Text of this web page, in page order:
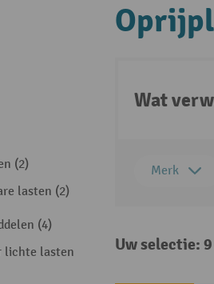
(2)
lasten (2)
(4)
lichte lasten
Wat
Merk
Uw selectie: